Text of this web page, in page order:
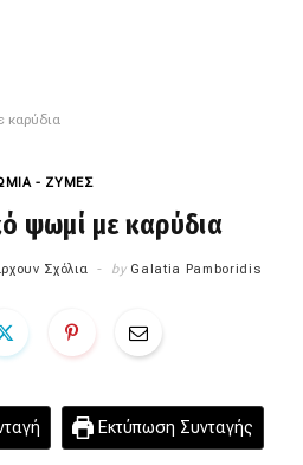
καρύδια
- ΖΥΜΕΣ
ψωμί με καρύδια
Σχόλια by Galatia Pamboridis
Εκτύπωση Συνταγής